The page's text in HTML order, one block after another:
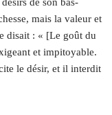
de son bas-
mais la valeur et
disait : « [Le goût du
et impitoyable.
le désir, et il interdit